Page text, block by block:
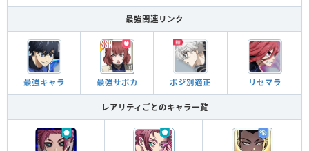
吉良涼介【みんなに届ける恩返
2周年記念Ver.士道＆冴
常時テクニックアップ
常時テクニックアップ
最強関連リンク
最強キャラ 最強サポカ ポジ別適正 リセマラ
レアリティごとのキャラ一覧